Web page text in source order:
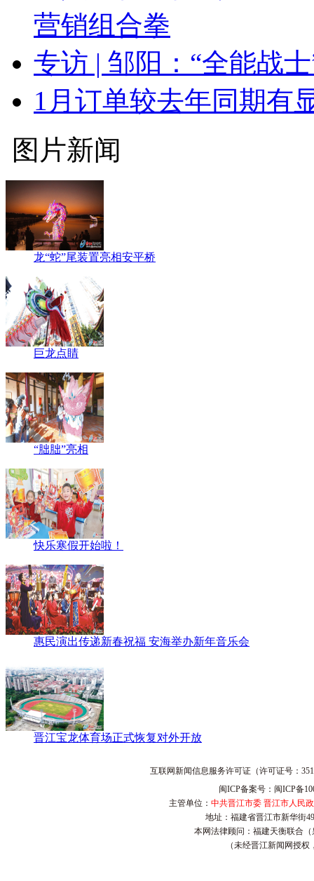
营销组合拳
专访 | 邹阳：“全能战
1月订单较去年同期有
图片新闻
龙“蛇”尾装置亮相安平桥
巨龙点睛
“胐胐”亮相
快乐寒假开始啦！
惠民演出传递新春祝福 安海举办新年音乐会
晋江宝龙体育场正式恢复对外开放
互联网新闻信息服务许可证（许可证号：
闽ICP备案号：闽ICP备
主管单位： 中共晋江市委 晋江市人民
地址：福建省晋江市新华街
本网法律顾问：福建天衡联合
（未经晋江新闻网授